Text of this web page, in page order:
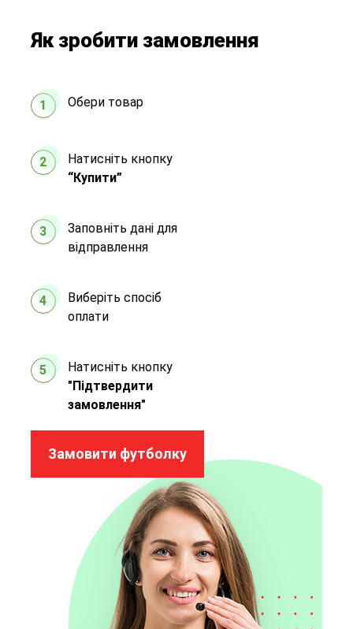
Як зробити замовлення
1 Обери товар
2
Натисніть кнопку
“Купити”
3
Заповніть дані для
відправлення
4
Виберіть спосіб
оплати
5
Натисніть кнопку
"Підтвердити
замовлення"
Замовити футболку